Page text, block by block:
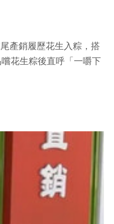
產銷履歷花生入粽，搭
花生粽後直呼「一嚼下